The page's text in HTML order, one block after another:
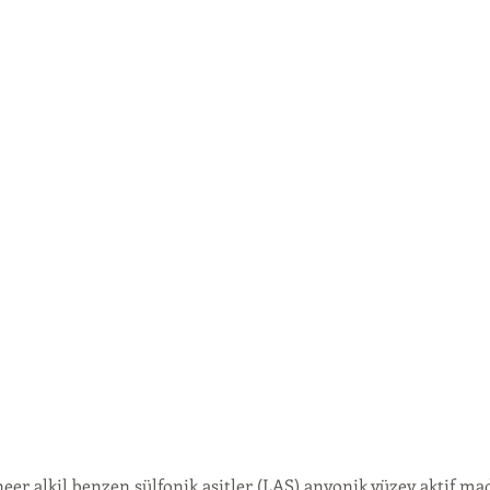
alkil benzen sülfonik asitler (LAS) anyonik yüzey aktif